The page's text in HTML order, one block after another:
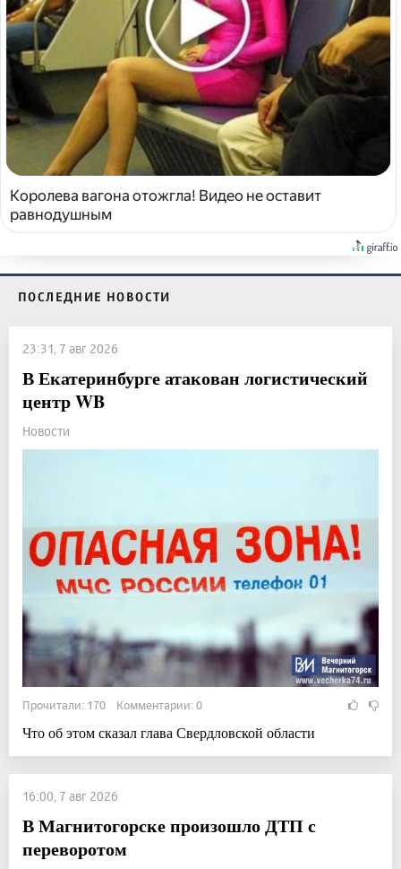
Королева вагона отожгла! Видео не оставит
равнодушным
ПОСЛЕДНИЕ НОВОСТИ
23:31, 7 авг 2026
В Екатеринбурге атакован логистический
центр WB
Новости
Прочитали: 170 Комментарии: 0
Что об этом сказал глава Свердловской области
16:00, 7 авг 2026
В Магнитогорске произошло ДТП с
переворотом